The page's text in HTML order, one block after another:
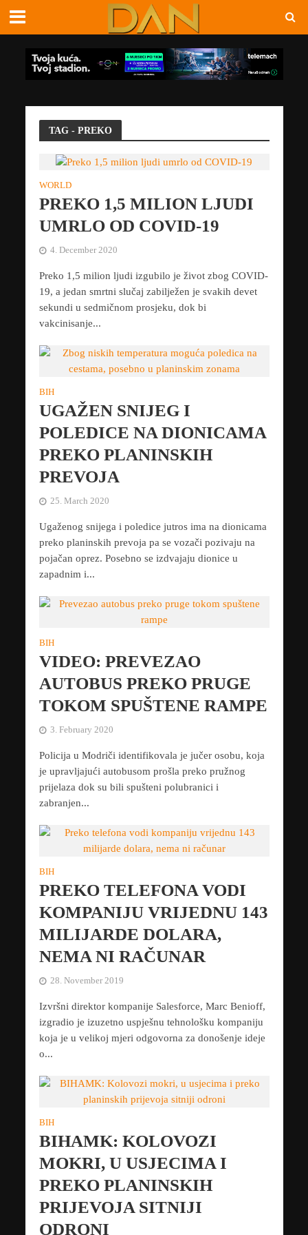
TAG - PREKO
WORLD
PREKO 1,5 MILION LJUDI
UMRLO OD COVID-19
4. December 2020
Preko 1,5 milion ljudi izgubilo je život zbog COVID-
19, a jedan smrtni slučaj zabilježen je svakih devet
sekundi u sedmičnom prosjeku, dok bi
vakcinisanje...
BIH
UGAŽEN SNIJEG I
POLEDICE NA DIONICAMA
PREKO PLANINSKIH
PREVOJA
25. March 2020
Ugaženog snijega i poledice jutros ima na dionicama
preko planinskih prevoja pa se vozači pozivaju na
pojačan oprez. Posebno se izdvajaju dionice u
zapadnim i...
BIH
VIDEO: PREVEZAO
AUTOBUS PREKO PRUGE
TOKOM SPUŠTENE RAMPE
3. February 2020
Policija u Modriči identifikovala je jučer osobu, koja
je upravljajući autobusom prošla preko pružnog
prijelaza dok su bili spušteni polubranici i
zabranjen...
BIH
PREKO TELEFONA VODI
KOMPANIJU VRIJEDNU 143
MILIJARDE DOLARA,
NEMA NI RAČUNAR
28. November 2019
Izvršni direktor kompanije Salesforce, Marc Benioff,
izgradio je izuzetno uspješnu tehnološku kompaniju
koja je u velikoj mjeri odgovorna za donošenje ideje
o...
BIH
BIHAMK: KOLOVOZI
MOKRI, U USJECIMA I
PREKO PLANINSKIH
PRIJEVOJA SITNIJI
ODRONI